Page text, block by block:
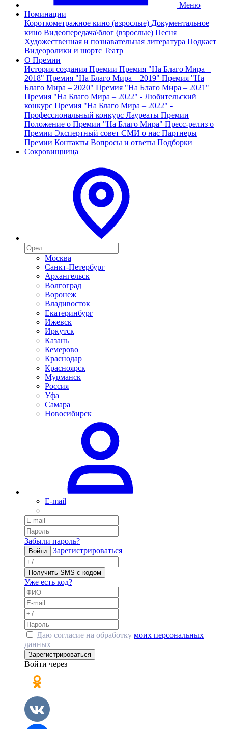
Меню
Номинации
Короткометражное кино (взрослые) Документальное
кино Видеопередача\блог (взрослые) Песня
Художественная и познавательная литература Подкаст
Видеоролики и шортс Театр
О Премии
История создания Премии Премия "На Благо Мира –
2018" Премия "На Благо Мира – 2019" Премия "На
Благо Мира – 2020" Премия "На Благо Мира – 2021"
Премия "На Благо Мира – 2022" - Любительский
конкурс Премия "На Благо Мира – 2022" -
Профессиональный конкурс Лауреаты Премии
Положение о Премии "На Благо Мира" Пресс-релиз о
Премии Экспертный совет СМИ о нас Партнеры
Премии Контакты Вопросы и ответы Подборки
Сокровищница
Москва
Санкт-Петербург
Архангельск
Волгоград
Воронеж
Владивосток
Екатеринбург
Ижевск
Иркутск
Казань
Кемерово
Краснодар
Красноярск
Мурманск
Россия
Уфа
Самара
Новосибирск
E-mail
Забыли пароль?
Войти Зарегистрироваться
Получить SMS с кодом
Уже есть код?
Даю согласие на обработку моих персональных
данных
Зарегистрироваться
Войти через